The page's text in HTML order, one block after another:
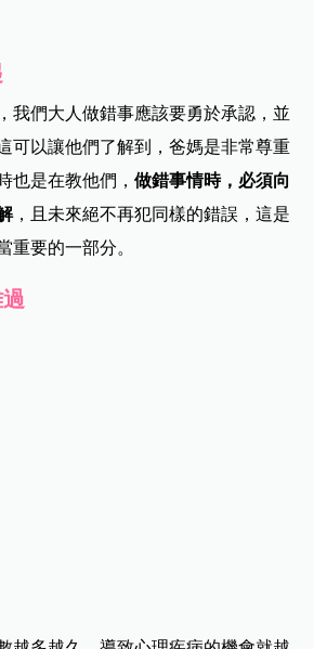
我們大人做錯事應該要勇於承認，並
可以讓他們了解到，爸媽是非常尊重
也是在教他們，做錯事情時，必須向
，且未來絕不再犯同樣的錯誤，這是
重要的一部分。